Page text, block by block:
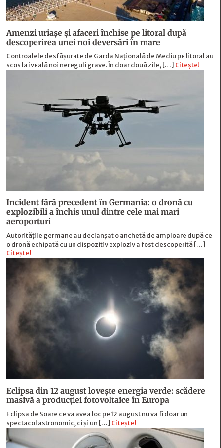
Amenzi uriașe și afaceri închise pe litoral după
descoperirea unei noi deversări în mare
Controalele desfășurate de Garda Națională de Mediu pe litoral au
scos la iveală noi nereguli grave. În doar două zile, […] Citește!
Incident fără precedent în Germania: o dronă cu
explozibili a închis unul dintre cele mai mari
aeroporturi
Autoritățile germane au declanșat o anchetă de amploare după ce
o dronă echipată cu un dispozitiv exploziv a fost descoperită […]
Citește!
Eclipsa din 12 august lovește energia verde: scădere
masivă a producției fotovoltaice în Europa
Eclipsa de Soare ce va avea loc pe 12 august nu va fi doar un
spectacol astronomic, ci și un […] Citește!